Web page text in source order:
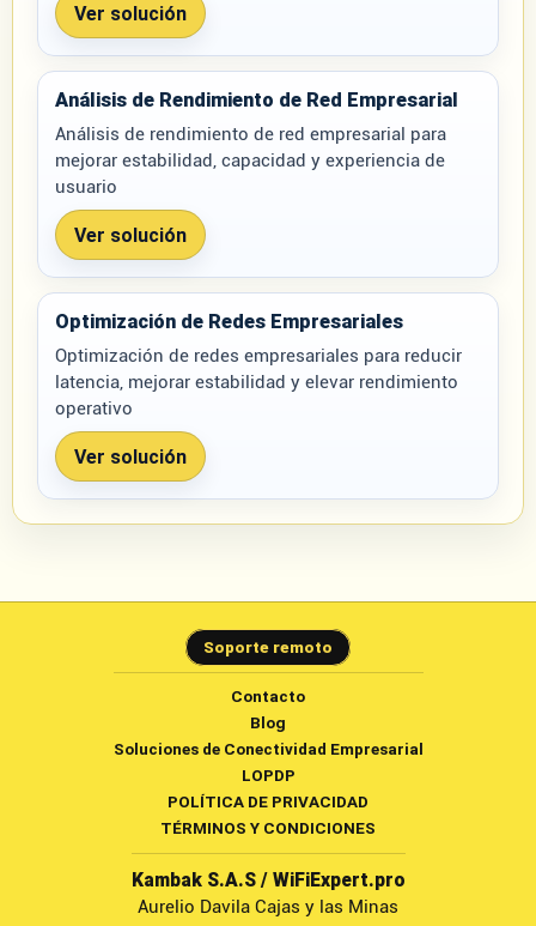
Ver solución
Análisis de Rendimiento de Red Empresarial
Análisis de rendimiento de red empresarial para
mejorar estabilidad, capacidad y experiencia de
usuario
Ver solución
Optimización de Redes Empresariales
Optimización de redes empresariales para reducir
latencia, mejorar estabilidad y elevar rendimiento
operativo
Ver solución
Soporte remoto
Contacto
Blog
Soluciones de Conectividad Empresarial
LOPDP
POLÍTICA DE PRIVACIDAD
TÉRMINOS Y CONDICIONES
Kambak S.A.S / WiFiExpert.pro
Aurelio Davila Cajas y las Minas